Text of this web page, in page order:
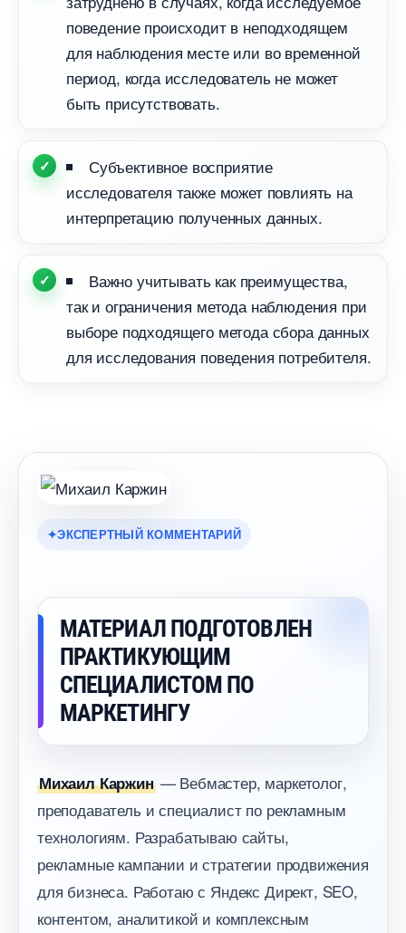
поведение происходит в неподходящем
для наблюдения месте или во временной
период, когда исследователь не может
ыть присутствовать.
Субъективное восприятие
исследователя также может повлиять на
интерпретацию полученных данных.
ажно учитывать как преимущества,
так и ограничения метода наблюдения при
ыборе подходящего метода сбора данных
для исследования поведения потребителя.
ЭКСПЕРТНЫЙ КОММЕНТАРИЙ
МАТЕРИАЛ ПОДГОТОВЛЕН
ПРАКТИКУЮЩИМ
СПЕЦИАЛИСТОМ ПО
МАРКЕТИНГУ
Михаил Каржин— Вебмастер, маркетолог,
преподаватель и специалист по рекламным
технологиям. Разрабатываю сайты,
рекламные кампании и стратегии продвижения
для бизнеса. Работаю с Яндекс Директ, SEO,
контентом, аналитикой и комплексным